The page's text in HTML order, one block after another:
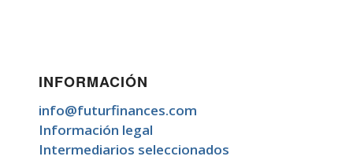
INFORMACIÓN
info@futurfinances.com
Información legal
Intermediarios seleccionados